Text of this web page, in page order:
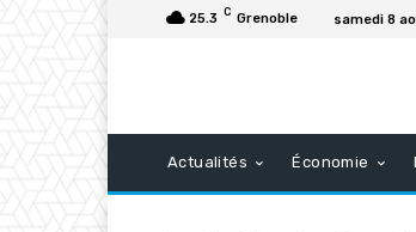
25.3 C Grenoble samedi 8
Actualités Économie